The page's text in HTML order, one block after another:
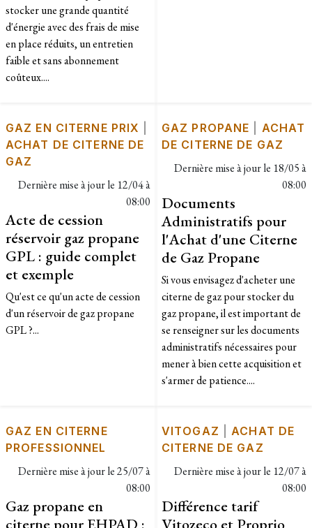
stocker une grande quantité
d'énergie avec des frais de mise
en place réduits, un entretien
faible et sans abonnement
coûteux....
GAZ EN CITERNE PRIX
ACHAT DE CITERNE DE
GAZ
Dernière mise à jour le 12/04 à
08:00
Acte de cession
réservoir gaz propane
GPL : guide complet
et exemple
Qu'est ce qu'un acte de cession
d'un réservoir de gaz propane
GPL ?...
GAZ PROPANE
ACHAT
DE CITERNE DE GAZ
Dernière mise à jour le 18/05 à
08:00
Documents
Administratifs pour
l'Achat d'une Citerne
de Gaz Propane
Si vous envisagez d'acheter une
citerne de gaz pour stocker du
gaz propane, il est important de
se renseigner sur les documents
administratifs nécessaires pour
mener à bien cette acquisition et
s'armer de patience....
GAZ EN CITERNE
PROFESSIONNEL
Dernière mise à jour le25/07 à
08:00
Gaz propane en
citerne pour EHPAD :
VITOGAZ
ACHAT DE
CITERNE DE GAZ
Dernière mise à jour le 12/07 à
08:00
Différence tarif
Vitozeco et Proprio